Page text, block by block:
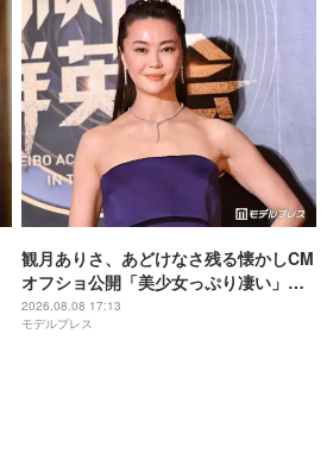
観月ありさ、あどけなさ残る懐かしCM
オフショ公開「美少女っぷり凄い」
「透明感レベチ」と反響
2026.08.08 17:13
モデルプレス